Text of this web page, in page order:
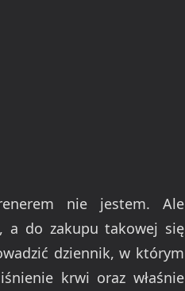
nie jestem. Ale
a do zakupu takowej się
dziennik, w którym
krwi oraz właśnie